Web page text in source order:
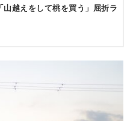
山越えをして桃を買う」屈折ラ